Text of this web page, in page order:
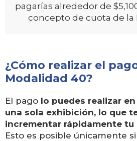
pagarías alrededor de
concepto de cuota de la
¿Cómo realizar el
Modalidad 40?
El pago lo puedes realizar
una sola exhibición, lo que
incrementar rápidamente tu
Esto es posible únicamente